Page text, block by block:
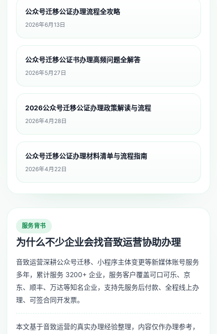
公众号迁移公证办理流程全攻略
2026年6月13日
公众号迁移公证书办理高频问题全解答
2026年5月27日
2026公众号迁移公证办理政策解读与流程
2026年4月28日
公众号迁移公证办理材料清单与流程指南
2026年4月22日
服务背书
为什么不少企业会找音致运营协助办理
音致运营深耕公众号迁移、小程序主体变更等新媒体账号服务
多年，累计服务 3200+ 企业，服务客户覆盖可口可乐、京
东、顺丰、万达等知名企业，支持先服务后付款、全程线上办
理、可签合同开发票。
本文基于音致运营的真实办理经验整理，内容仅作办理参考，